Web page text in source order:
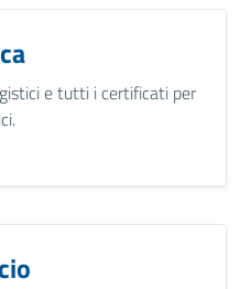
e tutti i certificati per